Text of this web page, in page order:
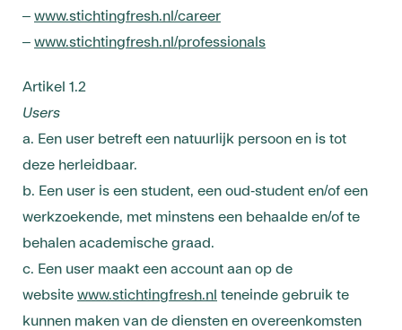
– www.stichtingfresh.nl/career
– www.stichtingfresh.nl/professionals
Artikel 1.2
Users
a. Een user betreft een natuurlijk persoon en is tot
deze herleidbaar.
b. Een user is een student, een oud-student en/of een
werkzoekende, met minstens een behaalde en/of te
behalen academische graad.
c. Een user maakt een account aan op de
website www.stichtingfresh.nl teneinde gebruik te
kunnen maken van de diensten en overeenkomsten